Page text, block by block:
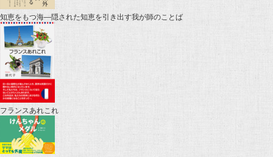
知恵をもつ海―隠された知恵を引き出す我が師のことば
フランスあれこれ